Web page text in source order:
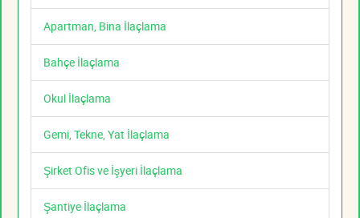
Apartman, Bina İlaçlama
Bahçe İlaçlama
Okul İlaçlama
Gemi, Tekne, Yat İlaçlama
Şirket Ofis ve İşyeri İlaçlama
Şantiye İlaçlama